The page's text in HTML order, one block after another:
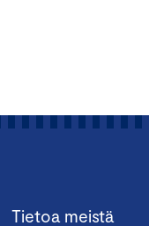
Tietoa meistä